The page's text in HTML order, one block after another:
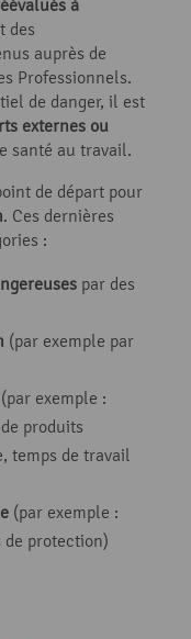
à
des
auprès de
Professionnels.
de danger, il est
externes ou
santé au travail.
de départ pour
. Ces dernières
:
par des
(par exemple par
(par exemple :
produits
temps de travail
(par exemple :
de protection)